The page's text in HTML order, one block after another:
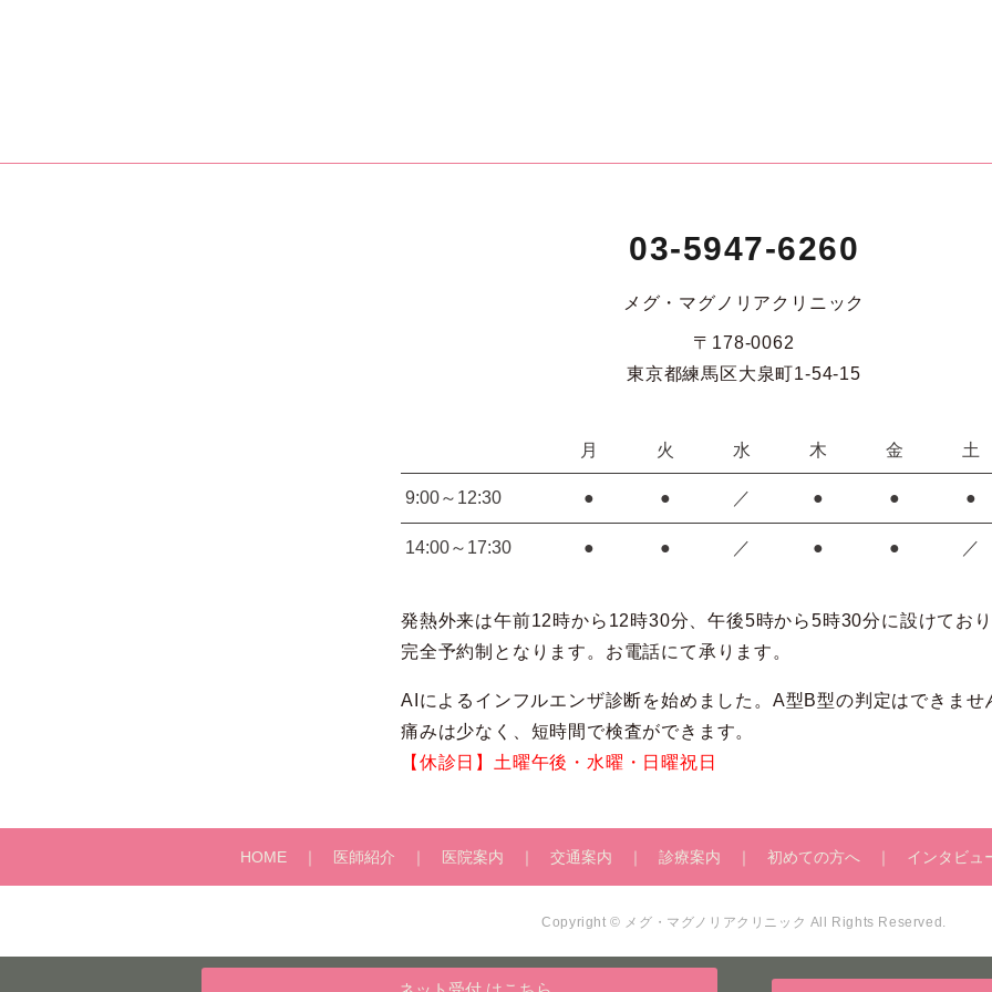
03-5947-6260
メグ・マグノリアクリニック
〒178-0062
東京都練馬区大泉町1-54-15
月 火 水 木 金 土
9:00～12:30 ● ● ／ ● ● ●
14:00～17:30 ● ● ／ ● ● ／
発熱外来は午前12時から12時30分、午後5時から5時30分に設けてお
完全予約制となります。お電話にて承ります。
AIによるインフルエンザ診断を始めました。A型B型の判定はできませ
痛みは少なく、短時間で検査ができます。
【休診日】土曜午後・水曜・日曜祝日
HOME 医師紹介 医院案内 交通案内 診療案内 初めての方へ インタビュ
Copyright © メグ・マグノリアクリニック All Rights Reserved.